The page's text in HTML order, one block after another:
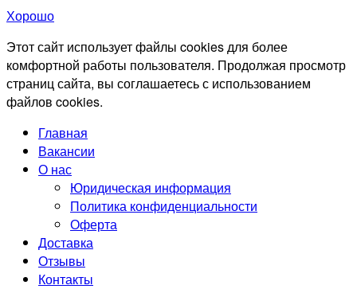
Хорошо
Этот сайт использует файлы cookies для более
комфортной работы пользователя. Продолжая просмотр
страниц сайта, вы соглашаетесь с использованием
файлов cookies.
Главная
Вакансии
О нас
Юридическая информация
Политика конфиденциальности
Оферта
Доставка
Отзывы
Контакты